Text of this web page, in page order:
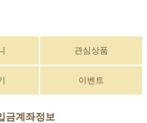
관심상품
이벤트
금계좌정보